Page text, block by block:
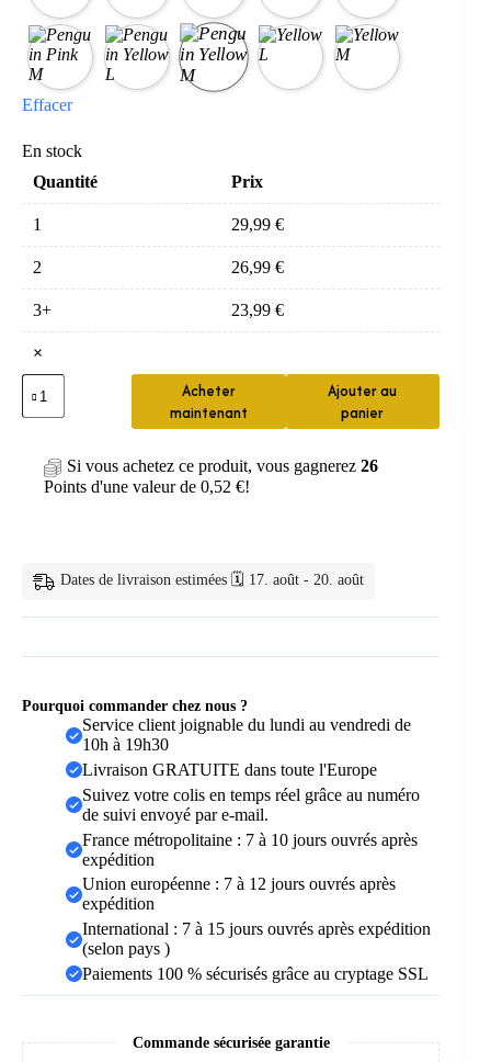
Effacer
En stock
Quantité
Prix
1 29,99 €
2 26,99 €
3+ 23,99 €
×
quantité
de
Brosse
360
Anneau
Acheter
maintenant
Ajouter au
panier
Si vous achetez ce produit, vous gagnerez 26
Points d'une valeur de 0,52 €!
Dates de livraison estimées 🗓️ 17. août - 20. août
Pourquoi commander chez nous ?
Service client joignable du lundi au vendredi de
10h à 19h30
Livraison GRATUITE dans toute l'Europe
Suivez votre colis en temps réel grâce au numéro
de suivi envoyé par e-mail.
France métropolitaine : 7 à 10 jours ouvrés après
expédition
Union européenne : 7 à 12 jours ouvrés après
expédition
International : 7 à 15 jours ouvrés après expédition
(selon pays )
Paiements 100 % sécurisés grâce au cryptage SSL
Commande sécurisée garantie